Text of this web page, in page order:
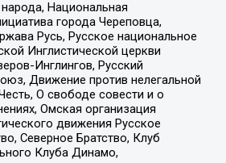
Национальная
города Череповца,
Русь, Русское национальное
Инглистической церкви
Инглингов, Русский
Движение против нелегальной
О свободе совести и о
Омская организация
движения Русское
Северное Братство, Клуб
Клуба Динамо,